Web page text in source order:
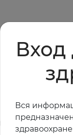
Вход
Вся